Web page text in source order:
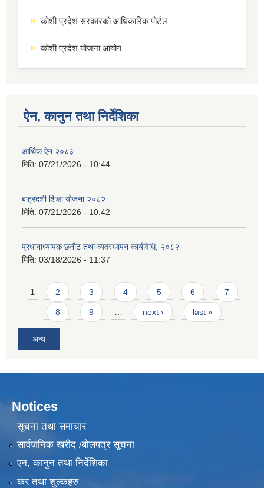
कोशी प्रदेश सरकारको आधिकारिक पोर्टल
कोशी प्रदेश योजना आयोग
ऐन, कानुन तथा निर्देशिका
आर्थिक ऐन २०८३
मिति: 07/21/2026 - 10:44
बाह्रदशी शिक्षा योजना २०८२
मिति: 07/21/2026 - 10:42
प्रधानाध्यापक छनौट तथा व्यवस्थापन कार्यविधि, २०८२
मिति: 03/18/2026 - 11:37
Pages
1 2 3 4 5 6 7
8 9 next › last »
अन्य
Notices
सूचना तथा समाचार
सार्वजनिक खरीद /बोलपत्र सूचना
एन, कानुन तथा निर्देशिका
कर तथा शुल्कहरु